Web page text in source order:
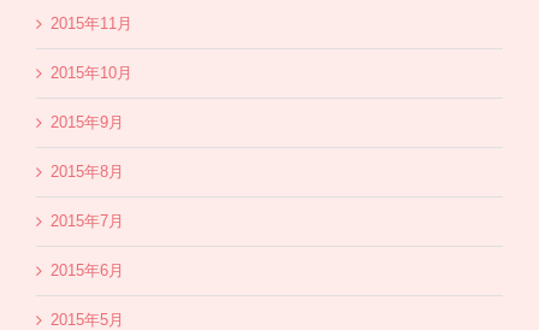
2015年11月
2015年10月
2015年9月
2015年8月
2015年7月
2015年6月
2015年5月